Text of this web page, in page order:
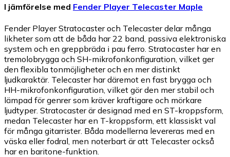
I jämförelse med Fender Player Telecaster Maple
Fender Player Stratocaster och Telecaster delar många
likheter som att de båda har 22 band, passiva elektroniska
system och en greppbräda i pau ferro. Stratocaster har en
tremolobrygga och SH-mikrofonkonfiguration, vilket ger
den flexibla tonmöjligheter och en mer distinkt
ljudkaraktär. Telecaster har däremot en fast brygga och
HH-mikrofonkonfiguration, vilket gör den mer stabil och
lämpad för genrer som kräver kraftigare och mörkare
ljudtyper. Stratocaster är designad med en ST-kroppsform,
medan Telecaster har en T-kroppsform, ett klassiskt val
för många gitarrister. Båda modellerna levereras med en
väska eller fodral, men noterbart är att Telecaster också
har en baritone-funktion.